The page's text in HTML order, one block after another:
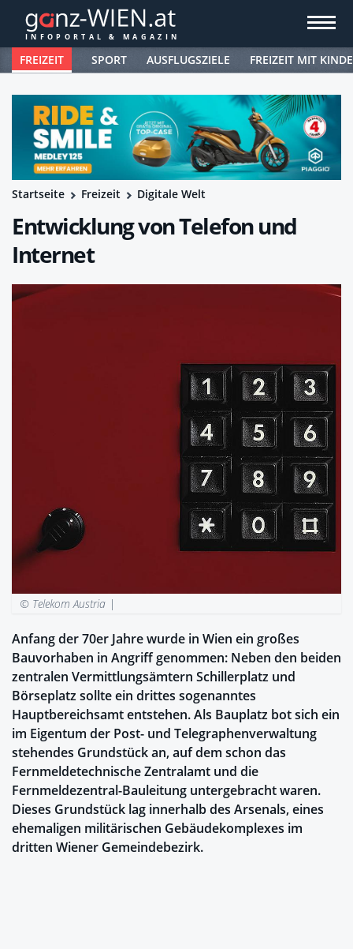
FREIZEIT SPORT AUSFLUGSZIELE FREIZEIT MIT
Startseite Freizeit Digitale Welt
Entwicklung von Telefon und
Internet
© Telekom Austria |
Anfang der 70er Jahre wurde in Wien ein großes
Bauvorhaben in Angriff genommen: Neben den beiden
zentralen Vermittlungsämtern Schillerplatz und
Börseplatz sollte ein drittes sogenanntes
Hauptbereichsamt entstehen. Als Bauplatz bot sich ein
im Eigentum der Post- und Telegraphenverwaltung
stehendes Grundstück an, auf dem schon das
Fernmeldetechnische Zentralamt und die
Fernmeldezentral-Bauleitung untergebracht waren.
Dieses Grundstück lag innerhalb des Arsenals, eines
ehemaligen militärischen Gebäudekomplexes im
dritten Wiener Gemeindebezirk.